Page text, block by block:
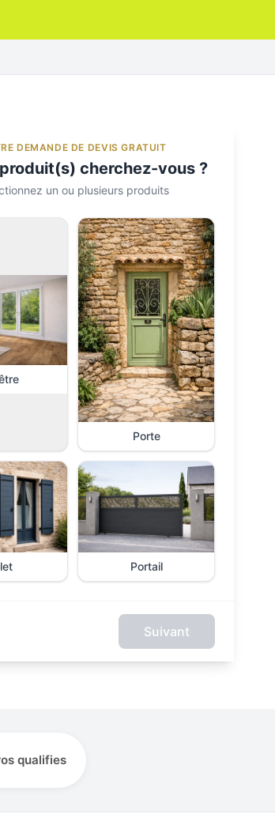
DEMANDE DE DEVIS GRATUIT
cherchez-vous ?
un ou plusieurs produits
Porte
Portail
Suivant
qualifies